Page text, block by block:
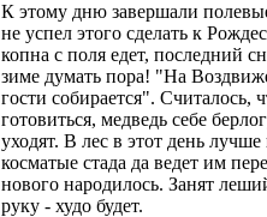
К этому дню завершали
не успел этого сделать к
копна с поля едет, последний
зиме думать пора! "На
гости собирается". Считалось,
готовиться, медведь себе
уходят. В лес в этот день
косматые стада да ведет им
нового народилось. Занят
руку - худо будет.